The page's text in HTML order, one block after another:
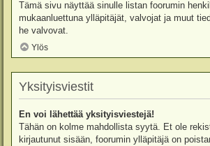
Tämä sivu näyttää sinulle listan foorumin
mukaanluettuna ylläpitäjät, valvojat ja muut
he valvovat.
Ylös
Yksityisviestit
En voi lähettää yksityisviestejä!
Tähän on kolme mahdollista syytä. Et ole
kirjautunut sisään, foorumin ylläpitäjä on